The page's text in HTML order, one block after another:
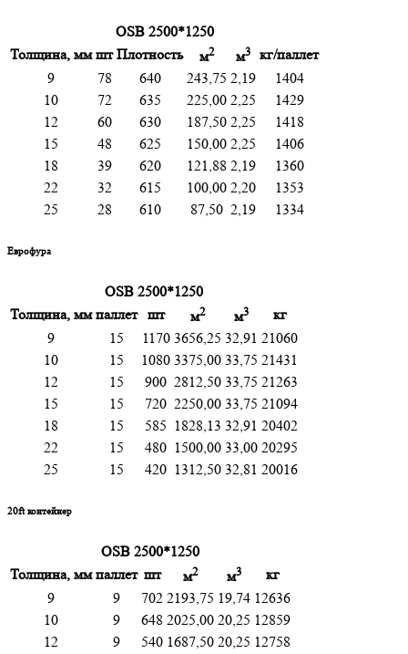
OSB 2500*1250
Толщина, мм шт Плотность м2 м3
кг/паллет
9
78 640 243,75 2,19
1404
10
72 635 225,00 2,25
1429
12
60 630 187,50 2,25
1418
15
48 625 150,00 2,25
1406
18
39 620 121,88 2,19
1360
22
32 615 100,00 2,20
1353
25
28 610 87,50 2,19 1334
Еврофура
OSB 2500*1250
Толщина, мм паллет шт м2 м3
кг
9
15 1170 3656,25 32,91 21060
10
15 1080 3375,00 33,75 21431
12
15 900 2812,50 33,75 21263
15
15 720 2250,00 33,75 21094
18
15 585 1828,13 32,91 20402
22
15 480 1500,00 33,00 20295
25
15 420 1312,50 32,81 20016
20ft контейнер
OSB 2500*1250
Толщина, мм паллет шт м2 м3
кг
9
9 702 2193,75 19,74 12636
10
9 648 2025,00 20,25 12859
12
9 540 1687,50 20,25 12758